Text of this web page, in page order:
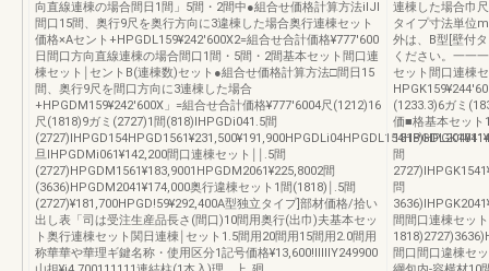
向直線連棟の場合間日1間」5間・2間中●組合せ価格計算方法ilJl
間口15間、奥行9尺を奥行方向に3違棟した場合奥行連棟セット
価格×Aセント+HPGDL159¥242′600X2=組合せ合計価格¥777′600
日間口方向直線連棟の場合間口1間・5間・2間基本セット間口連
棟セット￨セントB(連棟数)セット●組合せ価格計算方法□間日15
間、奥行9尺を間口方向に3連棟した場合
+HPGDM159¥242′600X」=組合せ合計価格¥777′6004尺(1212)16
尺(1818)9ガミ(2727)1間(818)IHPGDi041.5間
旦IHPGDMi061¥142,200間口連棟セット￨￨.5間
(2727)HPGDM1561¥183,9001HPGDM2061¥225,8002間
(3636)HPGDM2041¥174,000奥行違棟セット1間(1818)￨.5間
(2727)¥181,700HPGD!59¥292,400A型独立タイプ]部材価格/拾い
出し表「司は受注生産品長さ(間口)10間用奥行(出巾)夫基本セッ
ト奥行連棟セット関日連棟￨セット1.5間用20間用15間用2.0間用
称華華や華理ギ鍵名称・使用区分1記号価格¥13,600!lllllY249900
連棟した場合巾
タイプ寸法単位
外は、B型[壁付
ください。一一
セット間口連棟
(1233.3)6ガミ
価■格基本セット
間
問
間間口連棟セッ
間口間口違棟セ